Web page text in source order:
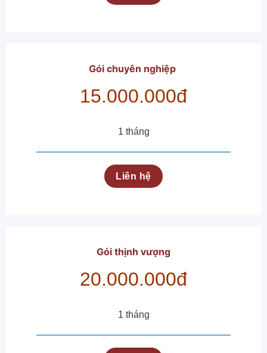
Gói chuyên nghiệp
15.000.000đ
1 tháng
Liên hệ
Gói thịnh vượng
20.000.000đ
1 tháng